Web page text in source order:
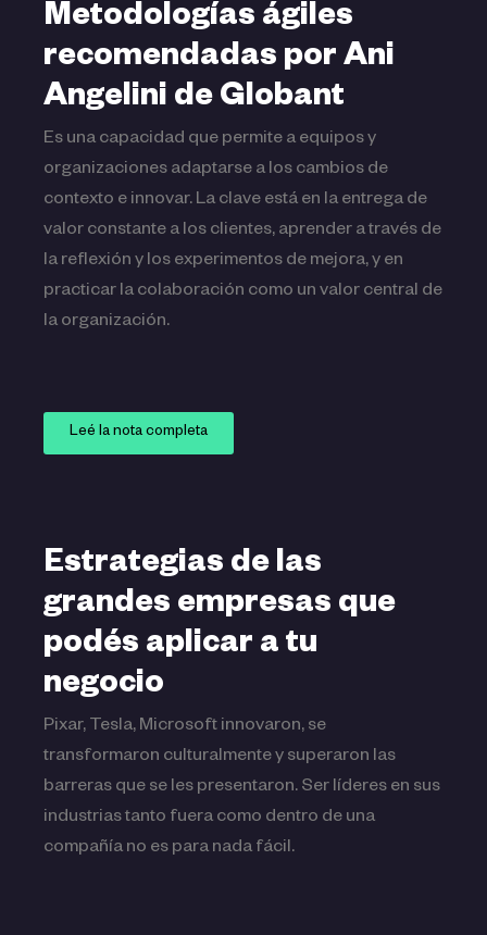
Metodologías ágiles
recomendadas por Ani
Angelini de Globant
Es una capacidad que permite a equipos y
organizaciones adaptarse a los cambios de
contexto e innovar. La clave está en la entrega de
valor constante a los clientes, aprender a través de
la reflexión y los experimentos de mejora, y en
practicar la colaboración como un valor central de
la organización.
Leé la nota completa
Estrategias de las
grandes empresas que
podés aplicar a tu
negocio
Pixar, Tesla, Microsoft innovaron, se
transformaron culturalmente y superaron las
barreras que se les presentaron. Ser líderes en sus
industrias tanto fuera como dentro de una
compañía no es para nada fácil.